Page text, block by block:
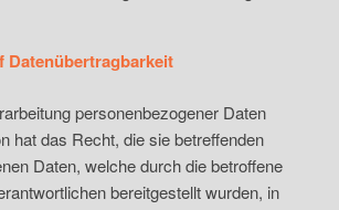
Datenübertragbarkeit
personenbezogener Daten
hat das Recht, die sie betreffenden
Daten, welche durch die betroffene
bereitgestellt wurden, in